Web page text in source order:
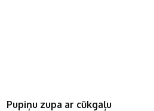
Pupiņu zupa ar cūkgaļu